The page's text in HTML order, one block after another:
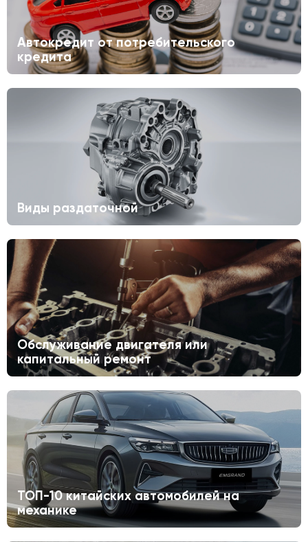
Автокредит от потребительского
кредита
Виды раздаточной
Обслуживание двигателя или
капитальный ремонт
ТОП-10 китайских автомобилей на
механике